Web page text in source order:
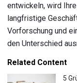
entwickeln, wird
langfristige
Vorforschung und
den Unterschied
Related Content
5